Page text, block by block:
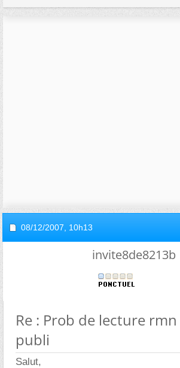
08/12/2007, 10h13
invite8de8213b
Re : Prob de lecture
publi
Salut,